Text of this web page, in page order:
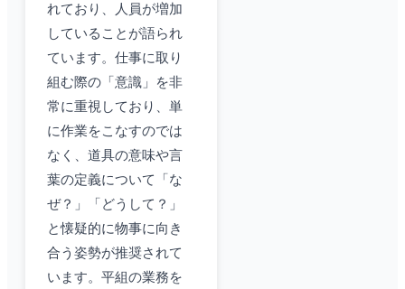
れており、人員が増加
していることが語られ
ています。仕事に取り
組む際の「意識」を非
常に重視しており、単
に作業をこなすのでは
なく、道具の意味や言
葉の定義について「な
ぜ？」「どうして？」
と懐疑的に物事に向き
合う姿勢が推奨されて
います。平組の業務を